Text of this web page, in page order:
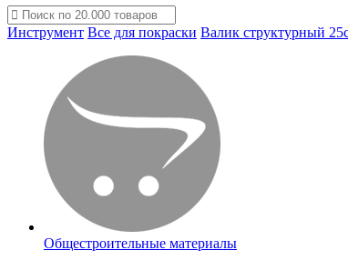
Инструмент Все для покраски Валик структурный
Общестроительные материалы